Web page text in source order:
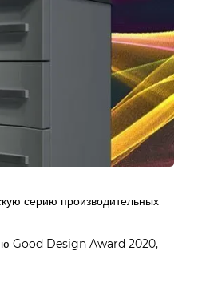
серию производительных
Good Design Award 2020,